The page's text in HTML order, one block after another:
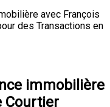
avec François
des Transactions en
immobilière
Courtier